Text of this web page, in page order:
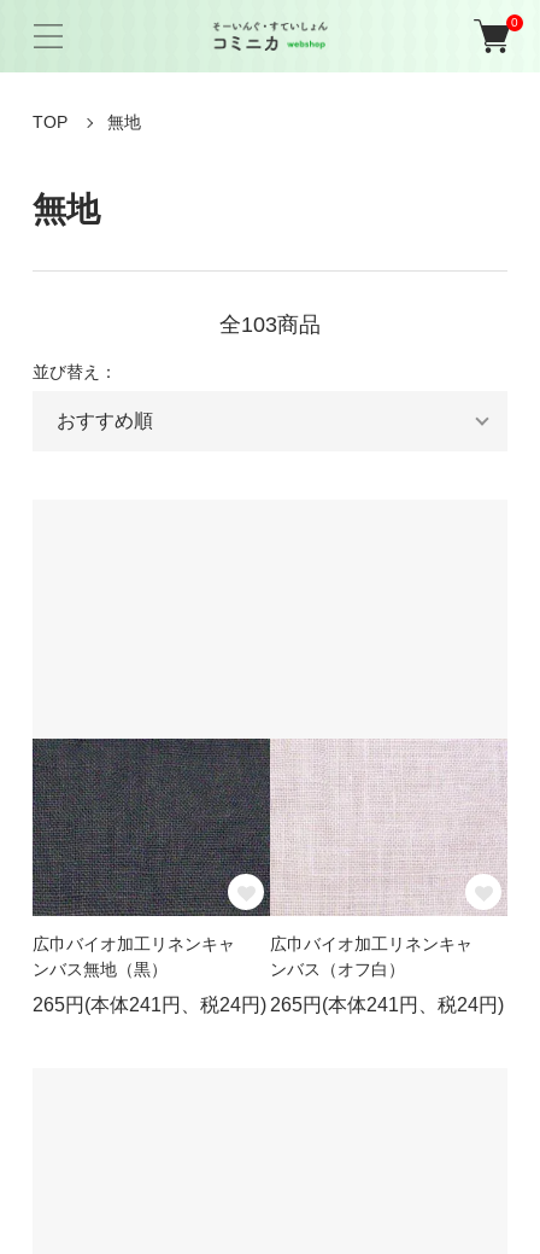
0
TOP 無地
無地
全103商品
並び替え：
広巾バイオ加工リネンキャ
ンバス無地（黒）
265円(本体241円、税24円)
広巾バイオ加工リネンキャ
ンバス（オフ白）
265円(本体241円、税24円)